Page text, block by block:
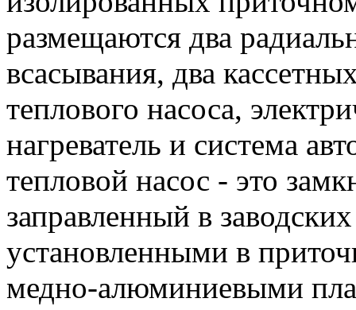
размещаются два
всасывания, два
теплового насоса,
нагреватель и система
тепловой насос - это
заправленный в
установленными в
медно-алюминиевыми